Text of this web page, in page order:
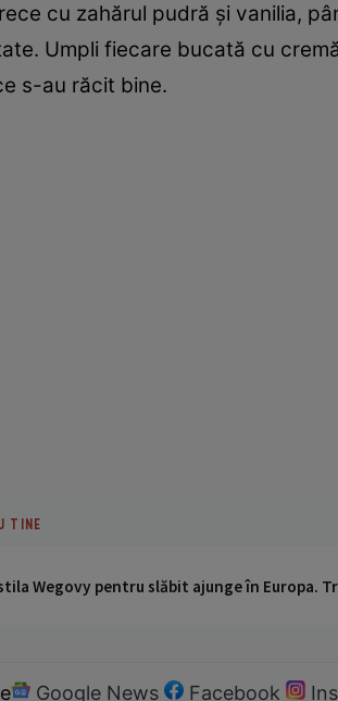
cu zahărul pudră și vanilia,
Umpli fiecare bucată cu
s-au răcit bine.
TINE
Wegovy pentru slăbit ajunge în Europa.
Google News Facebook